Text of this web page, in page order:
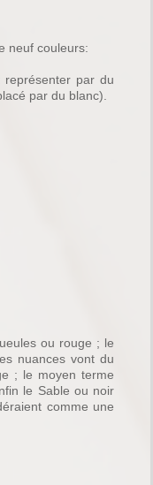
neuf couleurs:
par du
par du blanc).
ou rouge ; le
nuances vont du
; le moyen terme
le Sable ou noir
comme une